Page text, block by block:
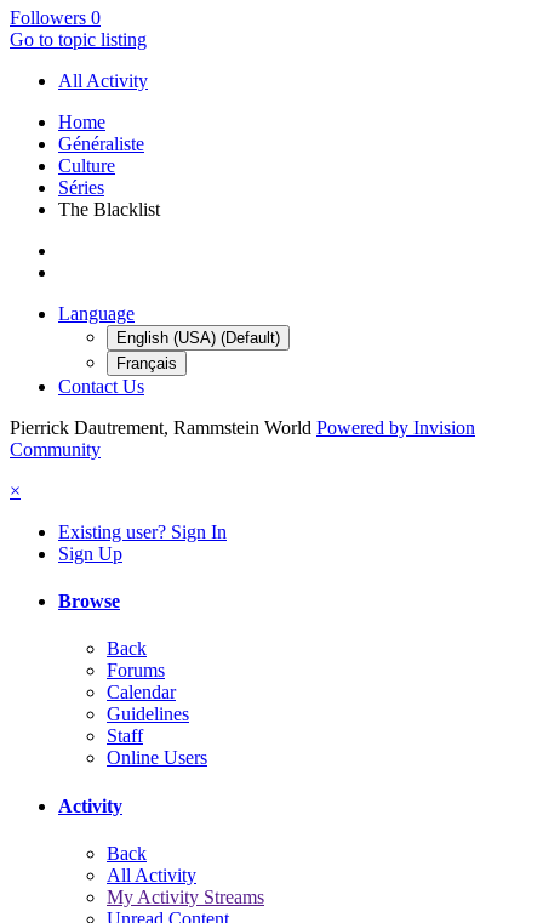
Followers 0
Go to topic listing
All Activity
Home
Généraliste
Culture
Séries
The Blacklist
Language
English (USA) (Default)
Français
Contact Us
Pierrick Dautrement, Rammstein World Powered by Invision
Community
×
Existing user? Sign In
Sign Up
Browse
Back
Forums
Calendar
Guidelines
Staff
Online Users
Activity
Back
All Activity
My Activity Streams
Unread Content